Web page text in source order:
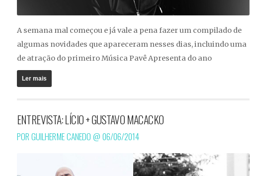
A semana mal começou e já vale a pena fazer um compilado de
algumas novidades que apareceram nesses dias, incluindo uma
de atração do primeiro Música Pavê Apresenta do ano
Ler mais
ENTREVISTA: LÍCIO + GUSTAVO MACACKO
POR GUILHERME CANEDO @06/06/2014